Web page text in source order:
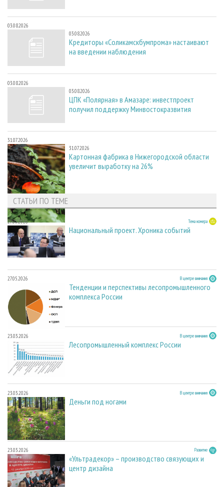
03.08.2026
03.08.2026
Кредиторы «Соликамскбумпрома» настаивают
на введении наблюдения
03.08.2026
03.08.2026
ЦПК «Полярная» в Амазаре: инвестпроект
получил поддержку Минвостокразвития
31.07.2026
31.07.2026
Картонная фабрика в Нижегородской области
увеличит выработку на 26%
СТАТЬИ ПО ТЕМЕ
27.05.2026 Тема номера
Национальный проект. Хроника событий
27.05.2026 В центре внимания
Тенденции и перспективы лесопромышленного
комплекса России
23.03.2026 В центре внимания
Лесопромышленный комплекс России
23.03.2026 В центре внимания
Деньги под ногами
23.03.2026 Развитие
«Ультрадекор» – производство связующих и
центр дизайна